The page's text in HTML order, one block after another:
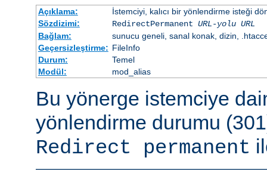
Açıklama:
İstemciyi, kalıcı bir yönlendirme isteği
Sözdizimi:
RedirectPermanent URL-yolu URL
Bağlam:
sunucu geneli, sanal konak, dizin,
Geçersizleştirme: FileInfo
Durum:
Temel
Modül:
mod_alias
Bu yönerge istemciye
yönlendirme durumu
Redirect permanent